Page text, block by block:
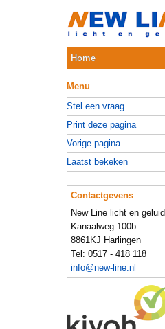
Home
Menu
Stel een vraag
Print deze pagina
Vorige pagina
Laatst bekeken
Contactgevens
New Line licht en geluid
Kanaalweg 100b
8861KJ Harlingen
Tel: 0517 - 418 118
info@new-line.nl